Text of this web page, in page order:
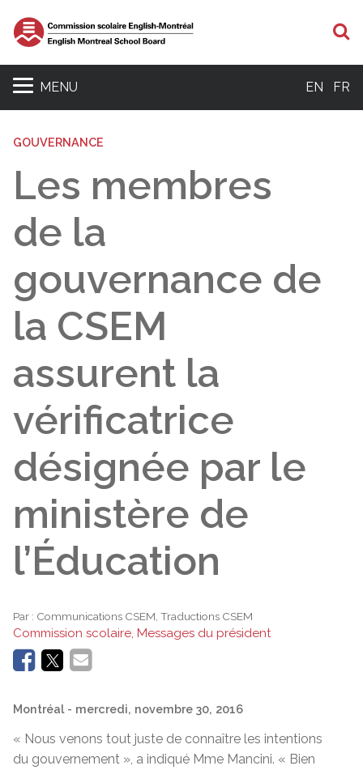
MENU EN FR
GOUVERNANCE
Les membres
de la
gouvernance de
la CSEM
assurent la
vérificatrice
désignée par le
ministère de
l’Éducation
Par : Communications CSEM, Traductions CSEM
Commission scolaire, Messages du président
Montréal - mercredi, novembre 30, 2016
« Nous venons tout juste de connaître les intentions
du gouvernement », a indiqué Mme Mancini. « Bien